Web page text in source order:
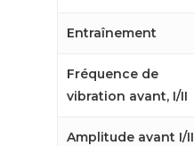
Entraînement
Fréquence de
vibration avant, I/II
Amplitude avant I/II